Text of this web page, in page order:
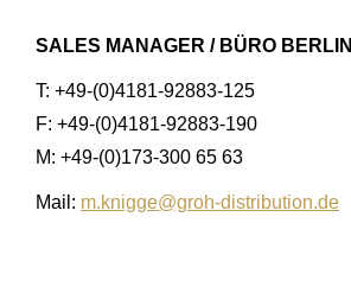
SALES MANAGER / BÜRO BERLIN
T: +49-(0)4181-92883-125
F: +49-(0)4181-92883-190
M: +49-(0)173-300 65 63
Mail: m.knigge@groh-distribution.de